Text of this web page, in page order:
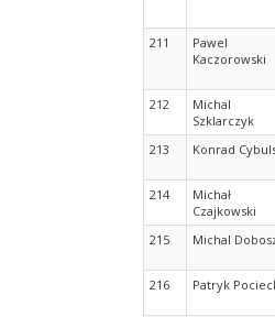
211
Pawel
Kaczorowski
212
Michal
Szklarczyk
213 Konrad
214
Michał
Czajkowski
215
Michal
216 Patryk